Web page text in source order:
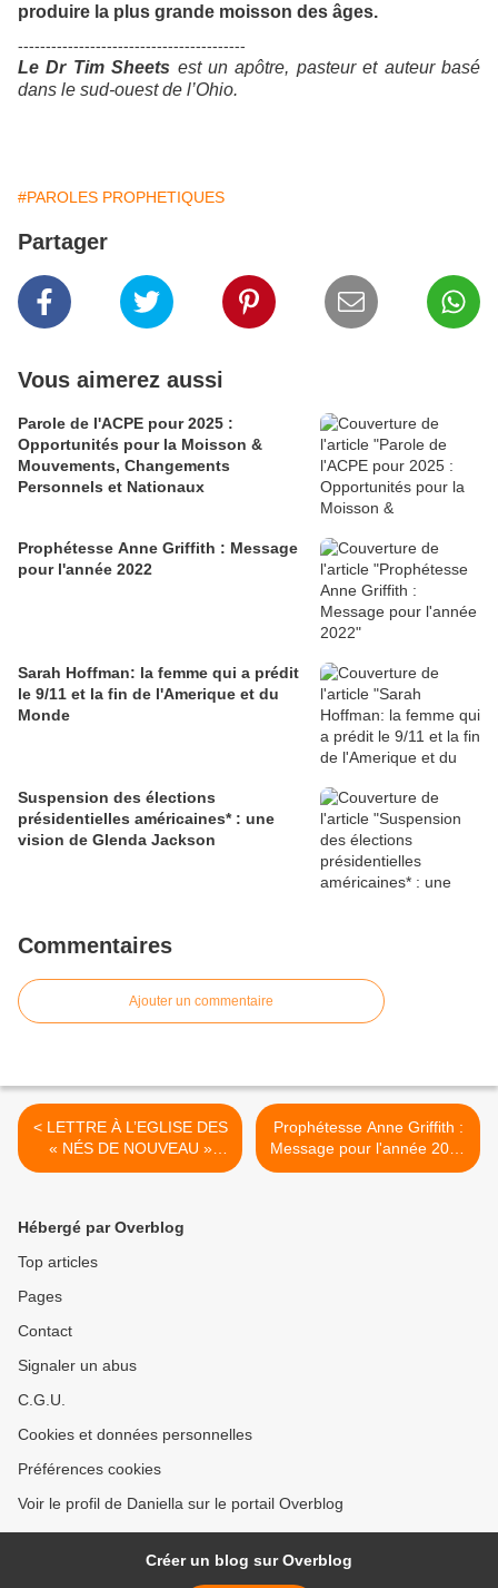
produire la plus grande moisson des âges.
-----------------------------------------
Le Dr Tim Sheets est un apôtre, pasteur et auteur basé
dans le sud-ouest de l’Ohio.
#PAROLES PROPHETIQUES
Partager
Vous aimerez aussi
Parole de l'ACPE pour 2025 :
Opportunités pour la Moisson &
Mouvements, Changements
Personnels et Nationaux
Prophétesse Anne Griffith : Message
pour l'année 2022
Sarah Hoffman: la femme qui a prédit
le 9/11 et la fin de l'Amerique et du
Monde
Suspension des élections
présidentielles américaines* : une
vision de Glenda Jackson
Commentaires
Ajouter un commentaire
< LETTRE À L’EGLISE DES
« NÉS DE NOUVEAU »
Elishéva VILLA
Prophétesse Anne Griffith :
Message pour l'année 2022
>
Hébergé par Overblog
Top articles
Pages
Contact
Signaler un abus
C.G.U.
Cookies et données personnelles
Préférences cookies
Voir le profil de Daniella sur le portail Overblog
Créer un blog sur Overblog